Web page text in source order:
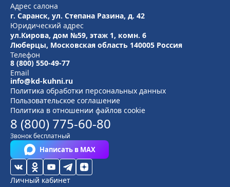
Адрес салона
г. Саранск, ул. Степана Разина, д. 42
Юридический адрес
ул.Кирова, дом №59, этаж 1, комн. 6
Люберцы, Московская область 140005 Россия
Телефон
8 (800) 550-49-77
Email
info@kd-kuhni.ru
Политика обработки персональных данных
Пользовательское соглашение
Политика в отношении файлов cookie
8 (800) 775-60-80
Звонок бесплатный
Написать в MAX
Личный кабинет